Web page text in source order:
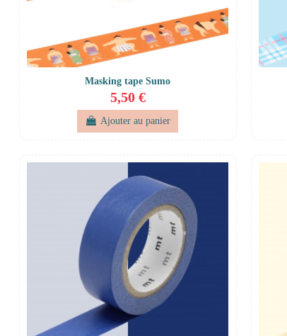
Masking tape Sumo
5,50 €
Ajouter au panier